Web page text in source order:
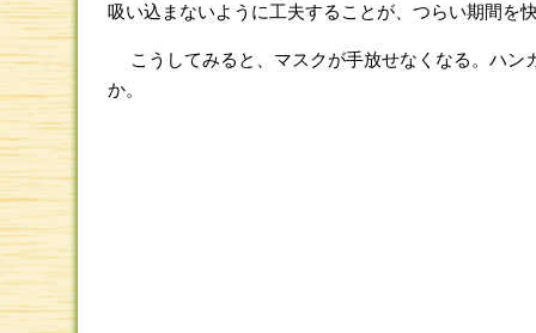
吸い込まないように工夫することが、つらい期間を
こうしてみると、マスクが手放せなくなる。ハン
か。